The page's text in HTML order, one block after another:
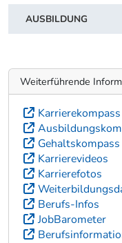
AUSBILDUNG
Weiterführende
Karrierekompass
Gehaltskompass
Karrierevideos
Karrierefotos
Berufs-Infos
JobBarometer